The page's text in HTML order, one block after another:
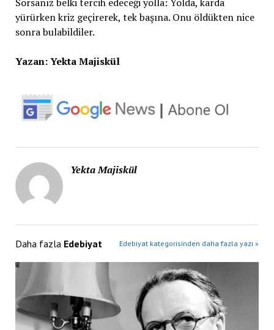
yürürken kriz geçirerek, tek başına. Onu öldükten nice
sonra bulabildiler.
Yazan: Yekta Majiskül
Yekta Majiskül
Daha fazla Edebiyat Edebiyat kategorisinden daha fazla yazı »